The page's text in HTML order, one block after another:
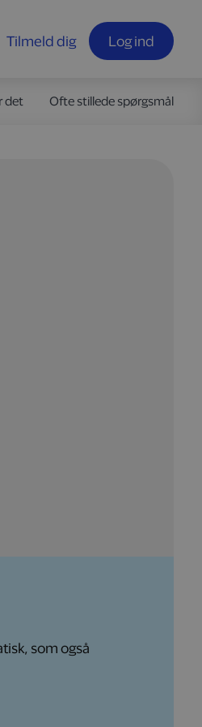
Tilmeld dig Log ind
det Ofte stillede spørgsmål
som også